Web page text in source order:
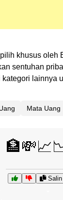
khusus oleh
sentuhan
lainnya
Mata Uang
Salin